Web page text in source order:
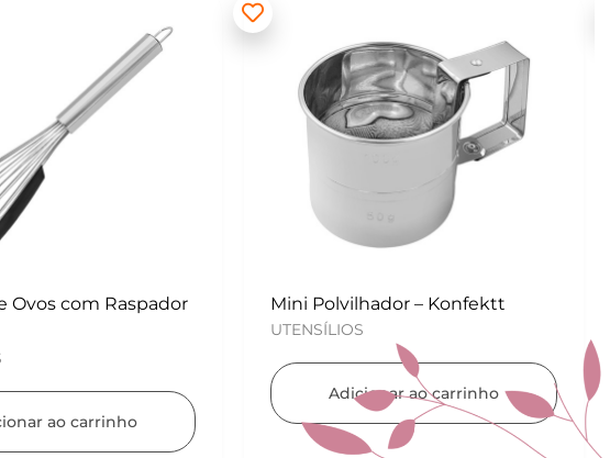
– Konfektt
ao carrinho
Kit para Copos de Massa 2 peças
– Konfektt
UTENSÍLIOS
Adicionar ao carrinho